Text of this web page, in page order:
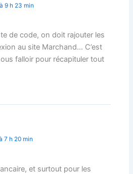
9 h 23 min
de code, on doit rajouter les
au site Marchand… C’est
falloir pour récapituler tout
7 h 20 min
et surtout pour les